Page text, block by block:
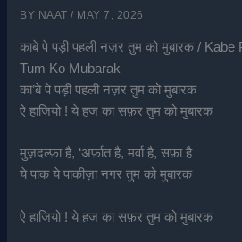
BY NAAT/ MAY 7, 2026
काबे पे पड़ी पहली नज़र तुम को मुबारक /
Tum Ko Mubarak
का’बे पे पड़ी पहली नज़र तुम को मुबारक
ऐ हाजियो ! ये हज का सफ़र तुम को मुबारक
मुज़दल्फ़ा है, ‘अर्फ़ात है, मर्वा है, सफ़ा है
ये पाक ये पाकीज़ा नगर तुम को मुबारक
ऐ हाजियो ! ये हज का सफ़र तुम को मुबारक